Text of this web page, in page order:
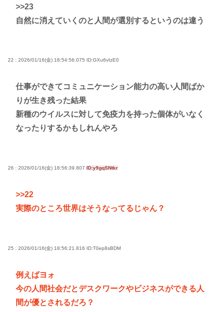
>>23
自然に消えていくのと人間が選別するというのは違う
22 : 2026/01/16(金) 18:54:56.075 ID:GXu6vIzE0
仕事ができてコミュニケーション能力の高い人間ばか
りが生き残った結果
新種のウイルスに対して免疫力を持った個体がいなく
なったりするかもしれんやろ
26 : 2026/01/16(金) 18:56:39.807 ID:y9gqSNtkr
>>22
実際のところ世界はそうなってるじゃん？
25 : 2026/01/16(金) 18:56:21.816 ID:T0ep8sBDM
例えばヨォ
今の人間社会だとデスクワークやビジネスができる人
間が優とされるだろ？